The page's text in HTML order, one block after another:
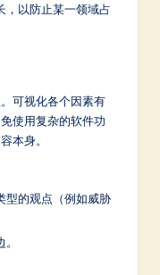
，以防止某一领域占
可视化各个因素有
使用复杂的软件功
本身。
型的观点（例如威胁